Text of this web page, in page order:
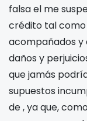
falsa el me
crédito tal
acompañados y
daños y
que jamás
supuestos
de, ya que,